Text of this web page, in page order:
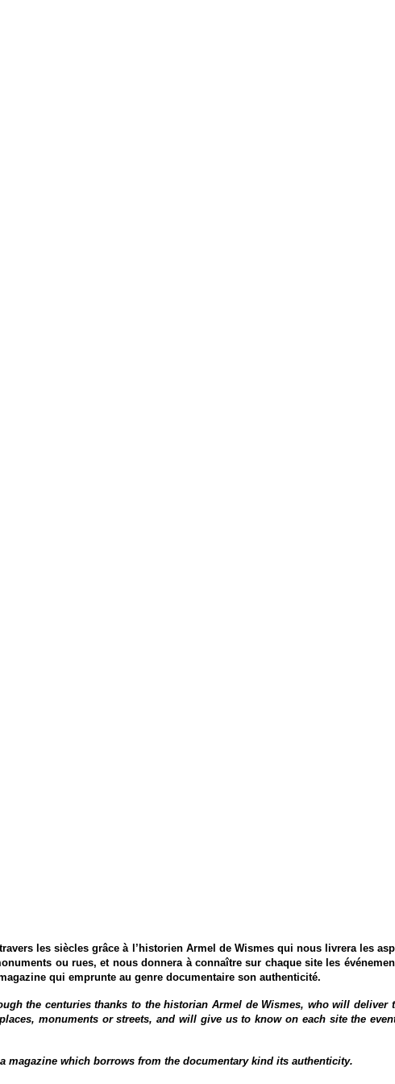
les siècles grâce à l’historien Armel de Wismes qui nous livrera les
ou rues, et nous donnera à connaître sur chaque site les
qui emprunte au genre documentaire son authenticité.
the centuries thanks to the historian Armel de Wismes, who will
monuments or streets, and will give us to know on each site the
a magazine which borrows from the documentary kind its authenticity.